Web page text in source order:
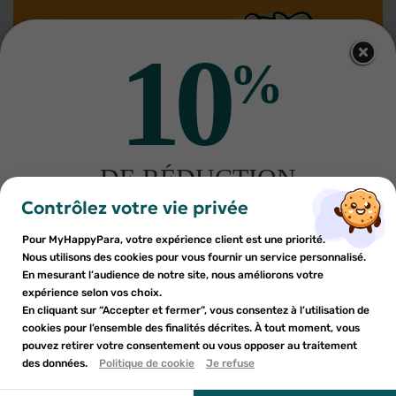
Nos promotions
VOIR TOUTES LES PROMOS
-20% -30%
Ajouter à ma liste d'envies ×
add_circle_outline
Créer une nouvelle liste
((modalTitle)) ×
((confirmMessage))
((cancelText))
((modalDeleteText))
×
Nom de la liste d'envies
Annuler
Créer une liste d'envies
×
Vous devez être connecté pour ajouter des produits à votre
liste d'envies.
Annuler
Connexion
Contrôlez votre vie privée
Pour MyHappyPara, votre expérience client est une priorité.
Nous utilisons des cookies pour vous fournir un service personnalisé.
En mesurant l’audience de notre site, nous améliorons votre
expérience selon vos choix.
En cliquant sur “Accepter et fermer”, vous consentez à l’utilisation de
cookies pour l’ensemble des finalités décrites. À tout moment, vous
pouvez retirer votre consentement ou vous opposer au traitement
des données.
Politique de cookie Je refuse
10%
DE RÉDUCTION
sur votre première commande
Inscrivez-vous à notre newsletter et profitez
d'une réduction sur votre première commande*
En soumettant ce formulaire, j'accepte que les
informations saisies soient utilisées dans le cadre de
ma demande et de la relation commerciale qui peut en